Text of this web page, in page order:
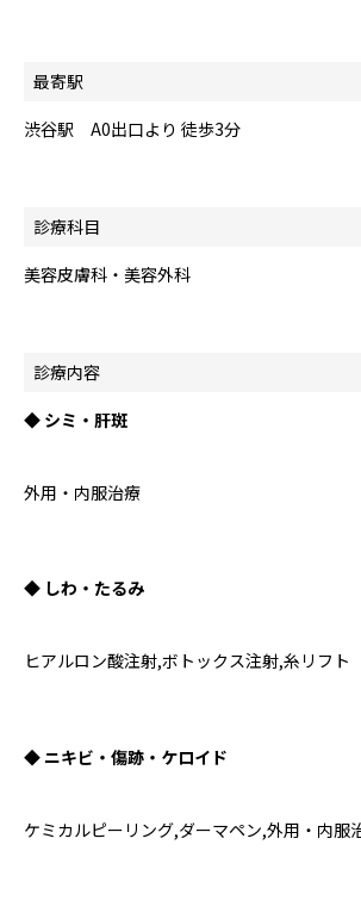
最寄駅
渋谷駅 A0出口より 徒歩3分
診療科目
美容皮膚科・美容外科
診療内容
◆ シミ・肝斑
外用・内服治療
◆ しわ・たるみ
ヒアルロン酸注射,ボトックス注射,糸リフト
◆ ニキビ・傷跡・ケロイド
ケミカルピーリング,ダーマペン,外用・内服